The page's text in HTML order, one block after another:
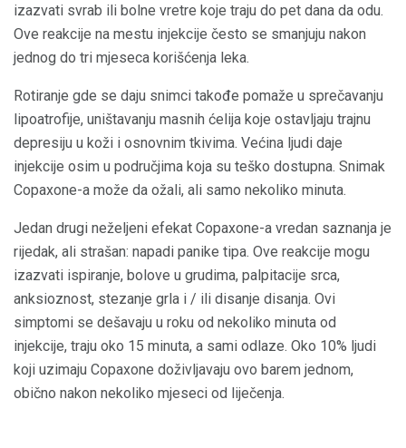
izazvati svrab ili bolne vretre koje traju do pet dana da odu.
Ove reakcije na mestu injekcije često se smanjuju nakon
jednog do tri mjeseca korišćenja leka.
Rotiranje gde se daju snimci takođe pomaže u sprečavanju
lipoatrofije, uništavanju masnih ćelija koje ostavljaju trajnu
depresiju u koži i osnovnim tkivima. Većina ljudi daje
injekcije osim u područjima koja su teško dostupna. Snimak
Copaxone-a može da ožali, ali samo nekoliko minuta.
Jedan drugi neželjeni efekat Copaxone-a vredan saznanja je
rijedak, ali strašan: napadi panike tipa. Ove reakcije mogu
izazvati ispiranje, bolove u grudima, palpitacije srca,
anksioznost, stezanje grla i / ili disanje disanja. Ovi
simptomi se dešavaju u roku od nekoliko minuta od
injekcije, traju oko 15 minuta, a sami odlaze. Oko 10% ljudi
koji uzimaju Copaxone doživljavaju ovo barem jednom,
obično nakon nekoliko mjeseci od liječenja.